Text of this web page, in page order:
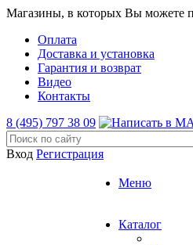
Магазины, в которых Вы можете
Оплата
Доставка и установка
Гарантия и возврат
Видео
Контакты
8 (495) 797 38 09
Вход Регистрация
Меню
Каталог